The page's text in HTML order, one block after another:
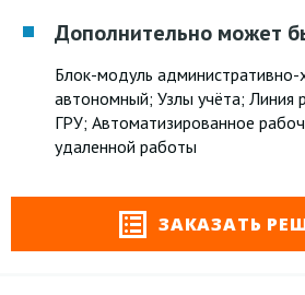
Дополнительно может
Блок-модуль административно-
автономный; Узлы учёта; Линия
ГРУ; Автоматизированное
удаленной работы
ЗАКАЗАТЬ